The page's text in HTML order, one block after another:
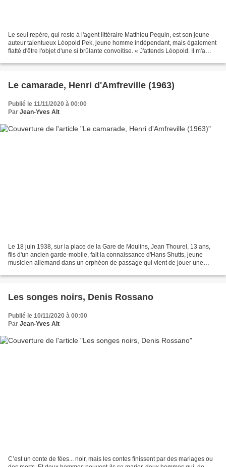
Le seul repère, qui reste à l'agent littéraire Matthieu Pequin, est son jeune
auteur talentueux Léopold Pek, jeune homme indépendant, mais également
flatté d'être l'objet d'une si brûlante convoitise. « J'attends Léopold. Il m'a
Le camarade, Henri d'Amfreville (1963)
Publié le 11/11/2020 à 00:00
Par Jean-Yves Alt
Le 18 juin 1938, sur la place de la Gare de Moulins, Jean Thourel, 13 ans,
fils d'un ancien garde-mobile, fait la connaissance d'Hans Shutts, jeune
musicien allemand dans un orphéon de passage qui vient de jouer une
Les songes noirs, Denis Rossano
Publié le 10/11/2020 à 00:00
Par Jean-Yves Alt
C’est un conte de fées... noir, mais les contes finissent par des mariages ou